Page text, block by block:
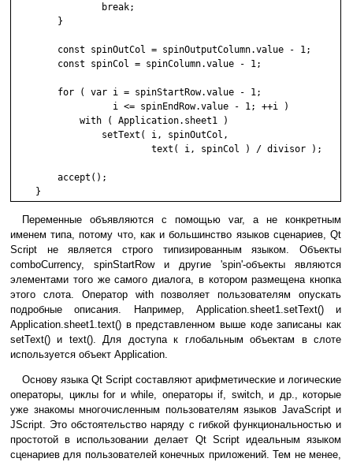
                break;
        }
        const spinOutCol = spinOutputColumn.value - 1;
        const spinCol = spinColumn.value - 1;
        for ( var i = spinStartRow.value - 1;
                  i <= spinEndRow.value - 1; ++i )
            with ( Application.sheet1 )
                setText( i, spinOutCol,
                         text( i, spinCol ) / divisor );
        accept();
Переменные объявляются с помощью var, а не конкретным
именем типа, потому что, как и большинство языков сценариев, Qt
Script не является строго типизированным языком. Объекты
comboCurrency, spinStartRow и другие 'spin'-объекты являются
элементами того же самого диалога, в котором размещена кнопка
этого слота. Оператор with позволяет пользователям опускать
подробные описания. Например, Application.sheet1.setText() и
Application.sheet1.text() в представленном выше коде записаны как
setText() и text(). Для доступа к глобальным объектам в слоте
используется объект Application.
Основу языка Qt Script составляют арифметические и логические
операторы, циклы for и while, операторы if, switch, и др., которые
уже знакомы многочисленным пользователям языков JavaScript и
JScript. Это обстоятельство наряду с гибкой функциональностью и
простотой в использовании делает Qt Script идеальным языком
сценариев для пользователей конечных приложений. Тем не менее,